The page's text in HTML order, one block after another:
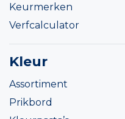
Keurmerken
Verfcalculator
Kleur
Assortiment
Prikbord